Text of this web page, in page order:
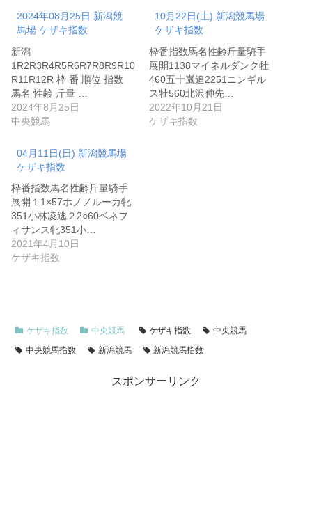
2024年08月25日 新潟競
馬場 ケザキ指数
新潟
1R2R3R4R5R6R7R8R9R10
R11R12R 枠 番 順位 指数
馬名 性齢 斤量 …
2024年8月25日
中央競馬
10月22日(土) 新潟競馬場
ケザキ指数
枠番指数馬名性齢斤量騎手
展開1138マイネルダンク牡
460五十嵐追2251ニンギル
ス牡560北沢伸先…
2022年10月21日
ケザキ指数
04月11日(日) 新潟競馬場
ケザキ指数
枠番指数馬名性齢斤量騎手
展開１1×57ホノノルーカ牝
351小林凌逃２2○60ベネフ
ィサンス牝351小…
2021年4月10日
ケザキ指数
ケザキ指数 中央競馬 ケザキ指数
中央競馬
中央競馬指数
新潟競馬 新潟競馬指数
スポンサーリンク